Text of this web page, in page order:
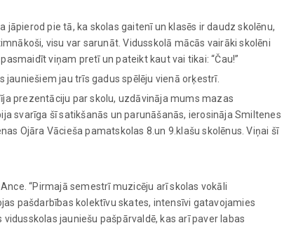
pie tā, ka skolas gaitenī un klasēs ir daudz skolēnu,
visu var sarunāt. Vidusskolā mācās vairāki skolēni
viņam pretī un pateikt kaut vai tikai: “Čau!”
jau trīs gadus spēlēju vienā orķestrī.
prezentāciju par skolu, uzdāvināja mums mazas
svarīga šī satikšanās un parunāšanās, ierosināja Smiltenes
Ojāra Vācieša pamatskolas 8.un 9.klašu skolēnus. Viņai šī
“Pirmajā semestrī muzicēju arī skolas vokāli
pašdarbības kolektīvu skates, intensīvi gatavojamies
jauniešu pašpārvaldē, kas arī paver labas